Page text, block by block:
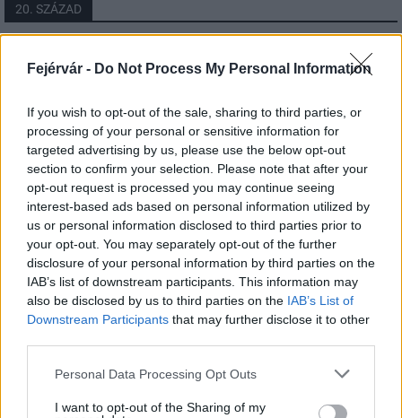
Fejérvár - Do Not Process My Personal Information
If you wish to opt-out of the sale, sharing to third parties, or
processing of your personal or sensitive information for
targeted advertising by us, please use the below opt-out
section to confirm your selection. Please note that after your
opt-out request is processed you may continue seeing
interest-based ads based on personal information utilized by
us or personal information disclosed to third parties prior to
your opt-out. You may separately opt-out of the further
disclosure of your personal information by third parties on the
IAB’s list of downstream participants. This information may
also be disclosed by us to third parties on the IAB’s List of
Downstream Participants that may further disclose it to other
Please note that this website/app uses one or more Google
not limited to your visit or usage behaviour. You may click to
Personal Data Processing Opt Outs
I want to opt-out of the Sharing of my
20. SZÁZAD
Név
E-mail cím
Feliratkozom a hírlevélre és elfogadom azadatvédelmi
szabályzatot!
FELIRATKOZÁS